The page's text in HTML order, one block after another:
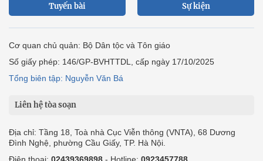
Tuyến bài Sự kiện
Cơ quan chủ quản: Bộ Dân tộc và Tôn giáo
Số giấy phép: 146/GP-BVHTTDL, cấp ngày 17/10/2025
Tổng biên tập: Nguyễn Văn Bá
Liên hệ tòa soạn
Địa chỉ: Tầng 18, Toà nhà Cục Viễn thông (VNTA), 68 Dương
Đình Nghệ, phường Cầu Giấy, TP. Hà Nội.